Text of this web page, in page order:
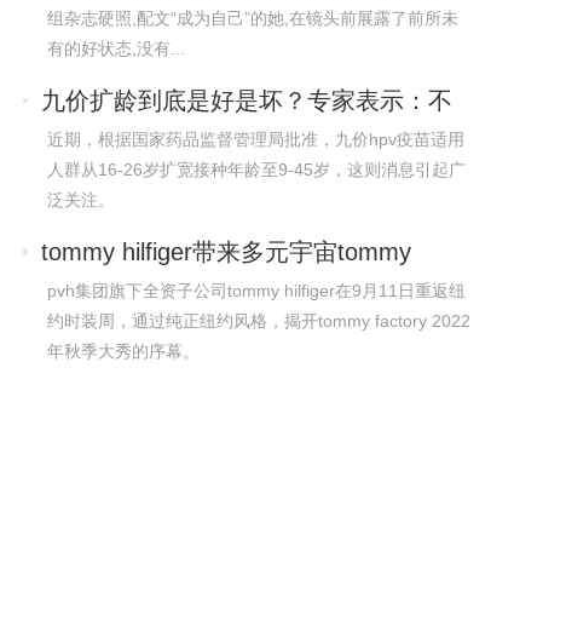
组杂志硬照,配文“成为自己”的她,在镜头前展露了前所未
有的好状态,没有...
九价扩龄到底是好是坏？专家表示：不
必盲目
近期，根据国家药品监督管理局批准，九价hpv疫苗适用
人群从16-26岁扩宽接种年龄至9-45岁，这则消息引起广
泛关注。
tommy hilfiger带来多元宇宙tommy
factor
pvh集团旗下全资子公司tommy hilfiger在9月11日重返纽
约时装周，通过纯正纽约风格，揭开tommy factory 2022
年秋季大秀的序幕。